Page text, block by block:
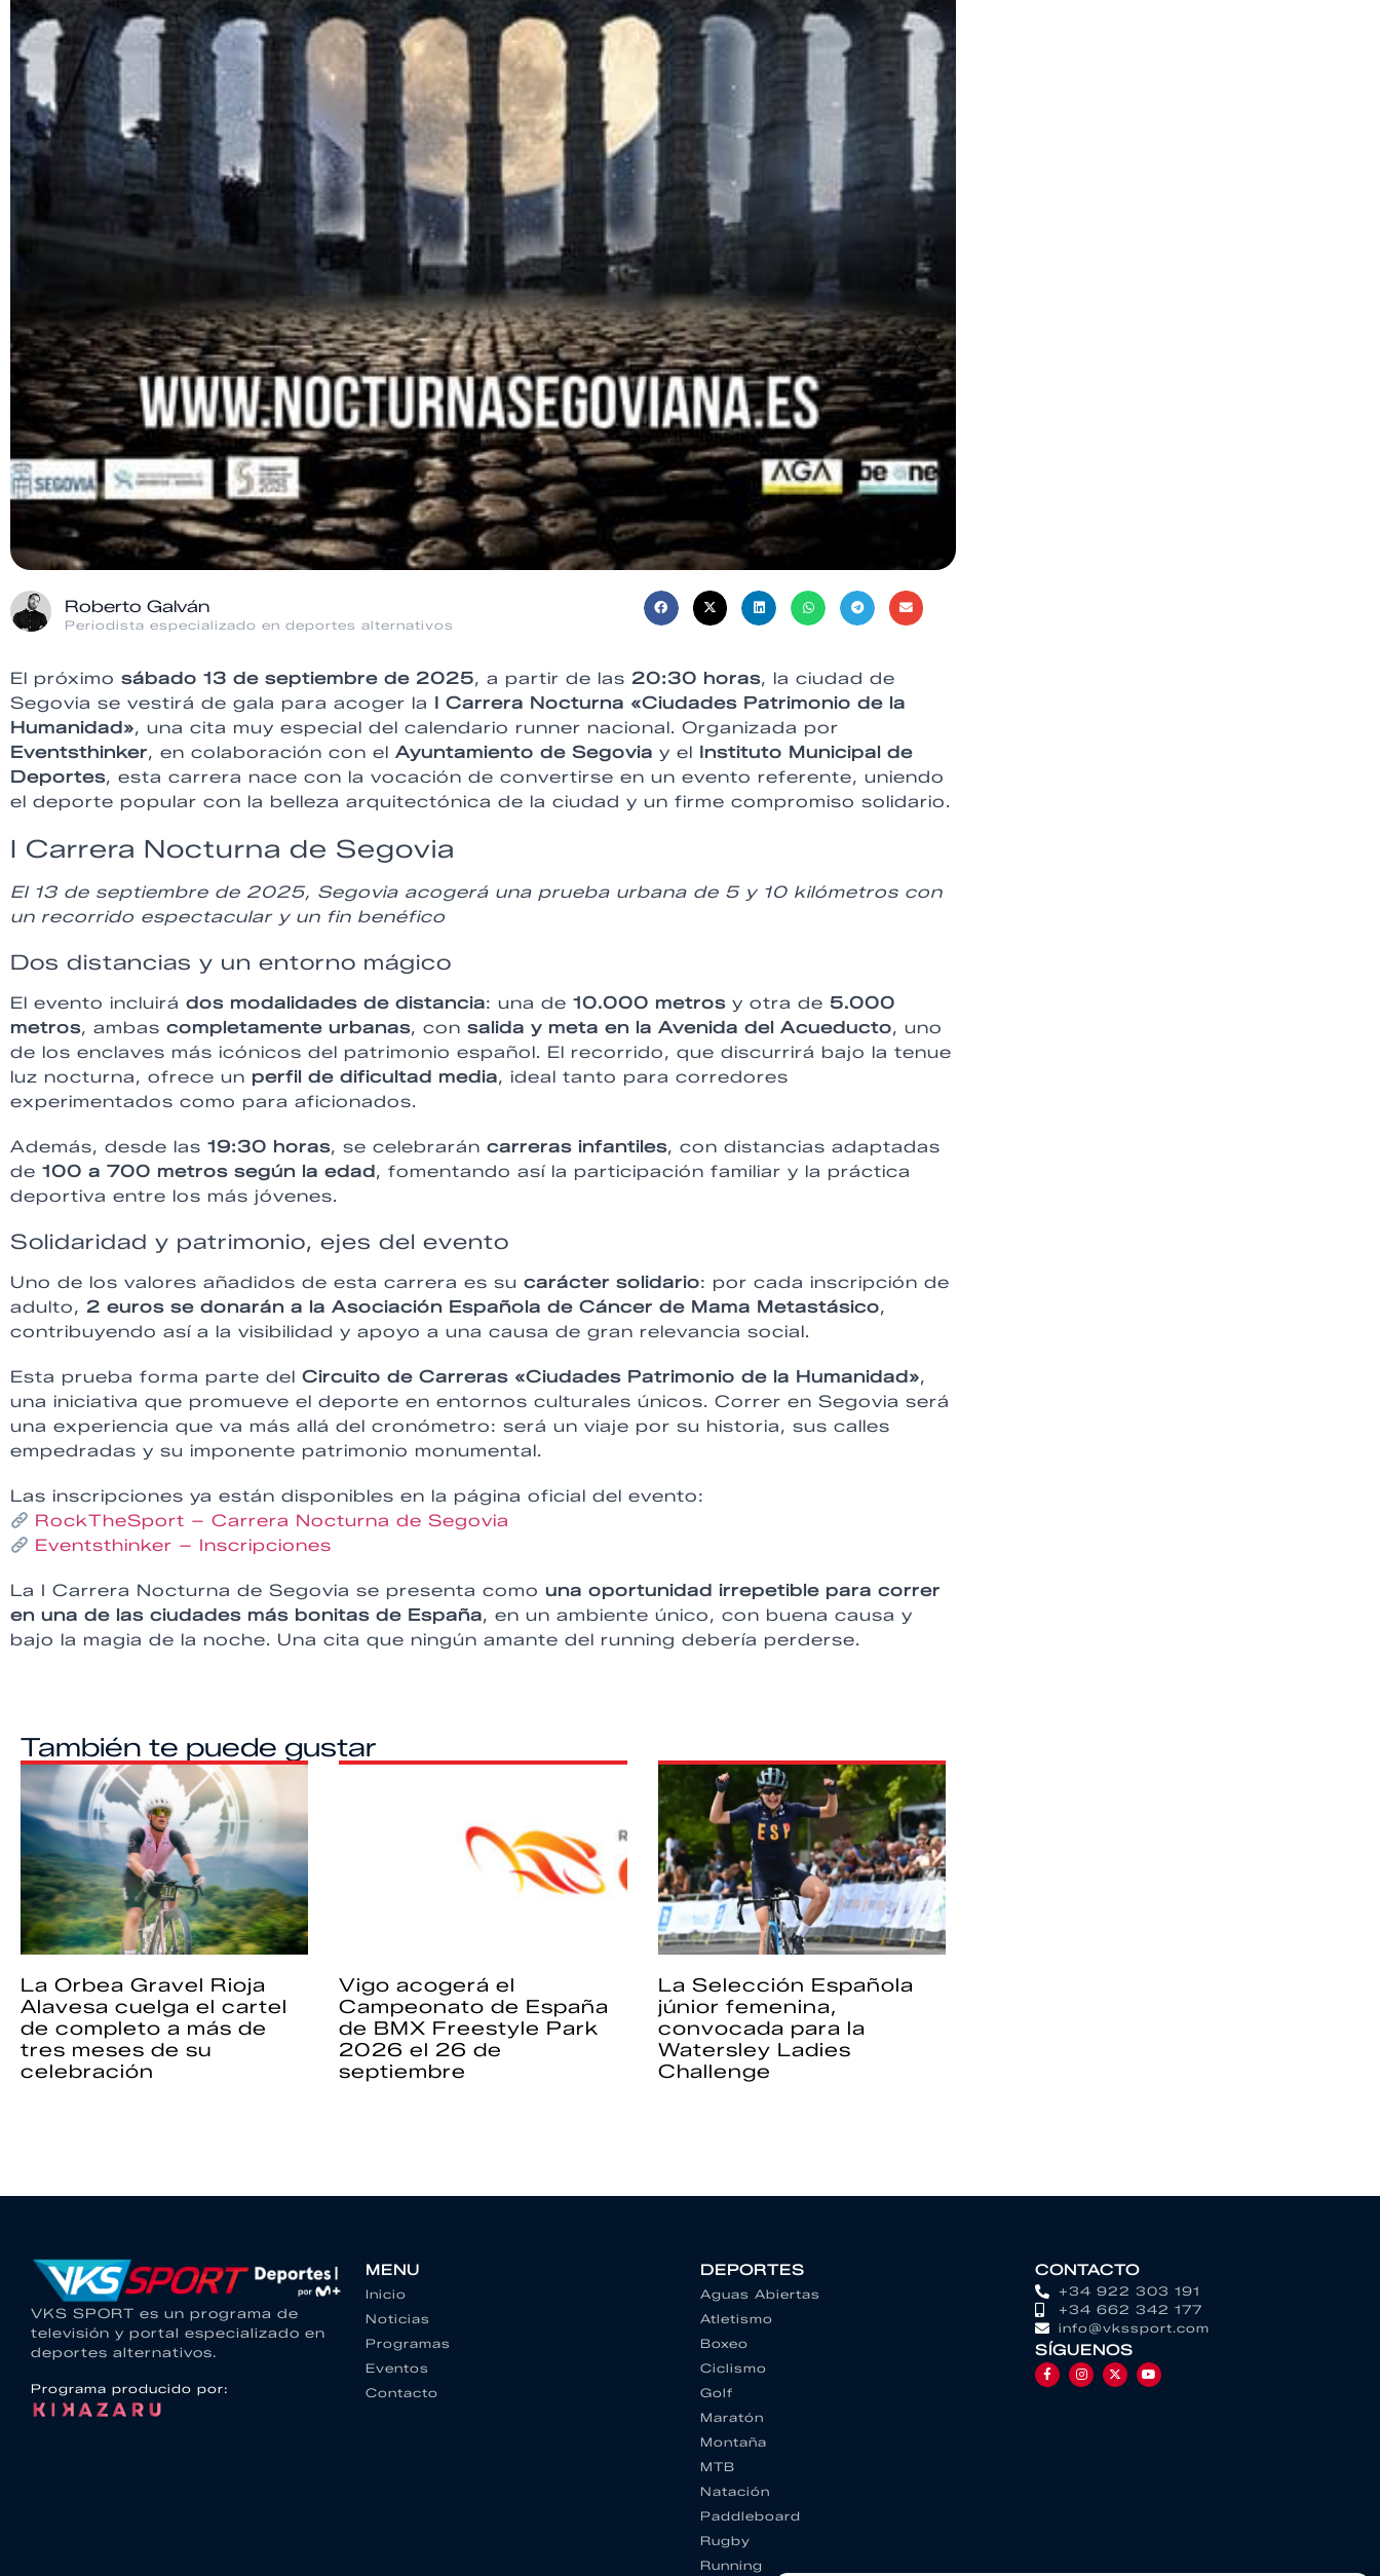
Roberto Galván
Periodista especializado en deportes alternativos
El próximo sábado 13 de septiembre de 2025, a partir de las 20:30 horas, la ciudad de
Segovia se vestirá de gala para acoger la I Carrera Nocturna «Ciudades Patrimonio de la
Humanidad», una cita muy especial del calendario runner nacional. Organizada por
Eventsthinker, en colaboración con el Ayuntamiento de Segovia y el Instituto Municipal de
Deportes, esta carrera nace con la vocación de convertirse en un evento referente, uniendo
el deporte popular con la belleza arquitectónica de la ciudad y un firme compromiso solidario.
I Carrera Nocturna de Segovia
El 13 de septiembre de 2025, Segovia acogerá una prueba urbana de 5 y 10 kilómetros con
un recorrido espectacular y un fin benéfico
Dos distancias y un entorno mágico
El evento incluirá dos modalidades de distancia: una de 10.000 metros y otra de 5.000
metros, ambas completamente urbanas, con salida y meta en la Avenida del Acueducto, uno
de los enclaves más icónicos del patrimonio español. El recorrido, que discurrirá bajo la tenue
luz nocturna, ofrece un perfil de dificultad media, ideal tanto para corredores
experimentados como para aficionados.
Además, desde las 19:30 horas, se celebrarán carreras infantiles, con distancias adaptadas
de 100 a 700 metros según la edad, fomentando así la participación familiar y la práctica
deportiva entre los más jóvenes.
Solidaridad y patrimonio, ejes del evento
Uno de los valores añadidos de esta carrera es su carácter solidario: por cada inscripción de
adulto, 2 euros se donarán a la Asociación Española de Cáncer de Mama Metastásico,
contribuyendo así a la visibilidad y apoyo a una causa de gran relevancia social.
Esta prueba forma parte del Circuito de Carreras «Ciudades Patrimonio de la Humanidad»,
una iniciativa que promueve el deporte en entornos culturales únicos. Correr en Segovia será
una experiencia que va más allá del cronómetro: será un viaje por su historia, sus calles
empedradas y su imponente patrimonio monumental.
Las inscripciones ya están disponibles en la página oficial del evento:
RockTheSport – Carrera Nocturna de Segovia
Eventsthinker – Inscripciones
La I Carrera Nocturna de Segovia se presenta como una oportunidad irrepetible para correr
en una de las ciudades más bonitas de España, en un ambiente único, con buena causa y
bajo la magia de la noche. Una cita que ningún amante del running debería perderse.
También te puede gustar
La Orbea Gravel Rioja
Alavesa cuelga el cartel
de completo a más de
tres meses de su
celebración
Vigo acogerá el
Campeonato de España
de BMX Freestyle Park
2026 el 26 de
septiembre
La Selección Española
júnior femenina,
convocada para la
Watersley Ladies
Challenge
VKS SPORT es un programa de
televisión y portal especializado en
deportes alternativos.
Programa producido por:
MENU
Inicio
Noticias
Programas
Eventos
Contacto
DEPORTES
Aguas Abiertas
Atletismo
Boxeo
Ciclismo
Golf
Maratón
Montaña
MTB
Natación
Paddleboard
Rugby
Running
CONTACTO
+34 922 303 191
+34 662 342 177
info@vkssport.com
SÍGUENOS